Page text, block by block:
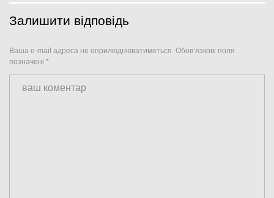
Залишити відповідь
Ваша e-mail адреса не оприлюднюватиметься. Обов’язкові поля
позначені *